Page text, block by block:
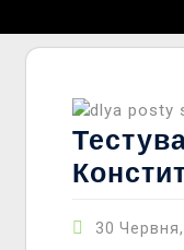
30